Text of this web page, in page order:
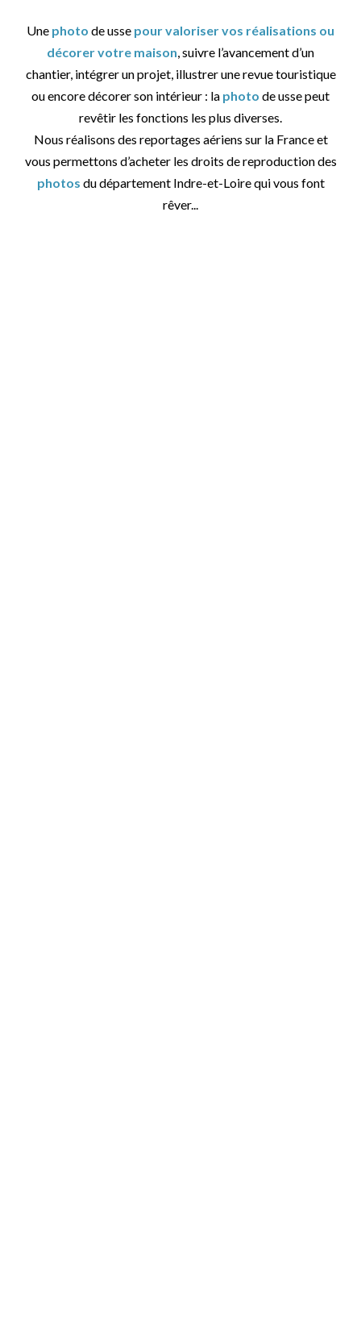
Une photo de usse pour valoriser vos réalisations ou
décorer votre maison, suivre l’avancement d’un
chantier, intégrer un projet, illustrer une revue touristique
ou encore décorer son intérieur : la photo de usse peut
revêtir les fonctions les plus diverses.
Nous réalisons des reportages aériens sur la France et
vous permettons d’acheter les droits de reproduction des
photos du département Indre-et-Loire qui vous font
rêver...